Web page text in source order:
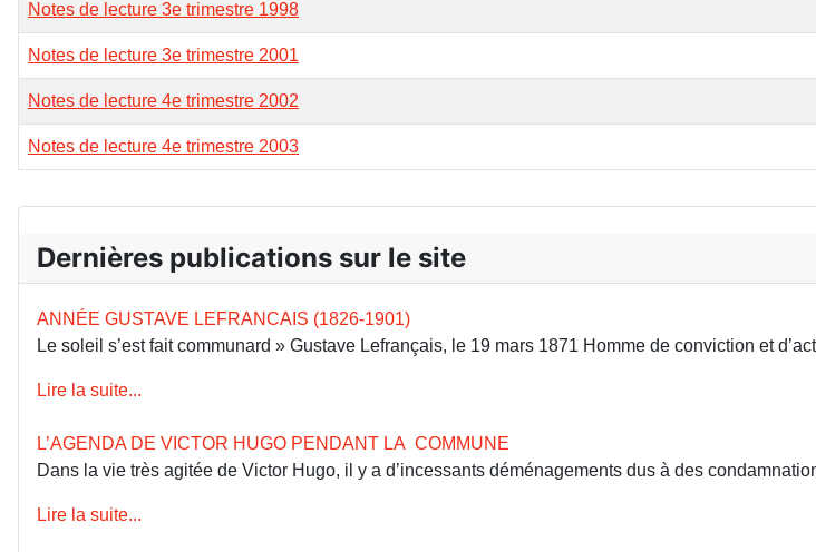
Notes de lecture 3e trimestre 1998
Notes de lecture 3e trimestre 2001
Notes de lecture 4e trimestre 2002
Notes de lecture 4e trimestre 2003
Dernières publications sur le site
ANNÉE GUSTAVE LEFRANCAIS (1826-1901)
Le soleil s’est fait communard » Gustave Lefrançais, le 19 mars 1871 Homme de conviction et
Lire la suite...
L’AGENDA DE VICTOR HUGO PENDANT LA COMMUNE
Dans la vie très agitée de Victor Hugo, il y a d’incessants déménagements dus à des
Lire la suite...